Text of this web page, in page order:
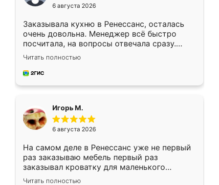
6 августа 2026
Заказывала кухню в Ренессанс, осталась
очень довольна. Менеджер всё быстро
посчитала, на вопросы отвечала сразу.
Замерщик приехал в субботу, подошёл к
делу со всей ответственностью. Собрали
за день, ребята работали аккуратно, даже
Читать полностью
Игорь М.
6 августа 2026
На самом деле в Ренессанс уже не первый
раз заказываю мебель первый раз
заказывал кроватку для маленького
ребёнка при его рождении ,во второй раз
Читать полностью